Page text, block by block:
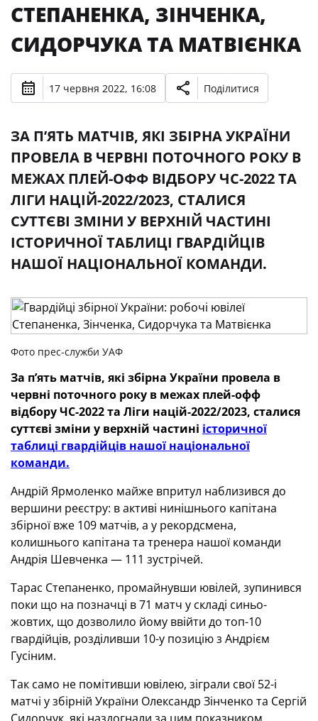
СТЕПАНЕНКА, ЗІНЧЕНКА,
СИДОРЧУКА ТА МАТВІЄНКА
17 червня 2022, 16:08 Поділитися
ЗА П’ЯТЬ МАТЧІВ, ЯКІ ЗБІРНА УКРАЇНИ
ПРОВЕЛА В ЧЕРВНІ ПОТОЧНОГО РОКУ В
МЕЖАХ ПЛЕЙ-ОФФ ВІДБОРУ ЧС-2022 ТА
ЛІГИ НАЦІЙ-2022/2023, СТАЛИСЯ
СУТТЄВІ ЗМІНИ У ВЕРХНІЙ ЧАСТИНІ
ІСТОРИЧНОЇ ТАБЛИЦІ ГВАРДІЙЦІВ
НАШОЇ НАЦІОНАЛЬНОЇ КОМАНДИ.
Фото прес-служби УАФ
За п’ять матчів, які збірна України провела в
червні поточного року в межах плей-офф
відбору ЧС-2022 та Ліги націй-2022/2023, сталися
суттєві зміни у верхній частині історичної
таблиці гвардійців нашої національної
команди.
Андрій Ярмоленко майже впритул наблизився до
вершини реєстру: в активі нинішнього капітана
збірної вже 109 матчів, а у рекордсмена,
колишнього капітана та тренера нашої команди
Андрія Шевченка — 111 зустрічей.
Тарас Степаненко, промайнувши ювілей, зупинився
поки що на позначці в 71 матч у складі синьо-
жовтих, що дозволило йому ввійти до топ-10
гвардійців, розділивши 10-у позицію з Андрієм
Гусіним.
Так само не помітивши ювілею, зіграли свої 52-і
матчі у збірній України Олександр Зінченко та Сергій